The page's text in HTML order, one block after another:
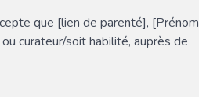
que [lien de parenté], [Prénom
curateur/soit habilité, auprès de